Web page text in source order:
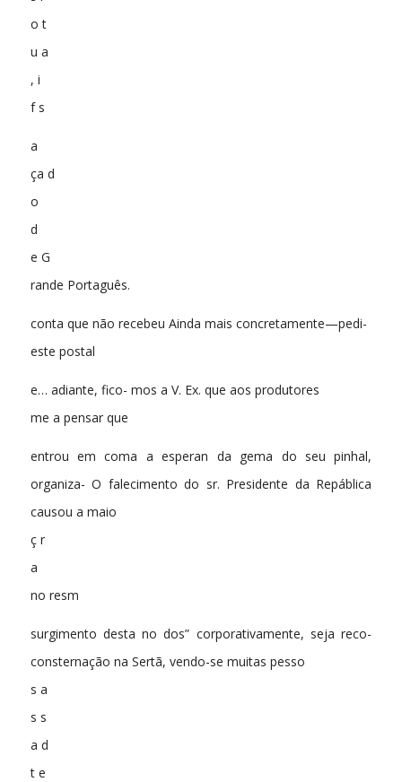
o t
u a
, i
f s
a
ça d
o
d
e G
rande Portaguês.
conta que não recebeu Ainda mais concretamente—pedi-
este postal
e… adiante, fico- mos a V. Ex. que aos produtores
me a pensar que
entrou em coma a esperan da gema do seu pinhal,
organiza- O falecimento do sr. Presidente da Repáblica
causou a maio
ç r
a
no resm
surgimento desta no dos” corporativamente, seja reco-
consternação na Sertã, vendo-se muitas pesso
s a
s s
a d
t e